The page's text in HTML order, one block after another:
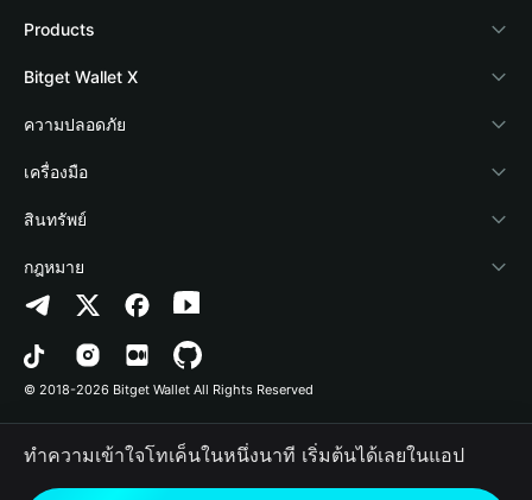
เกี่ยวกับ Bitget Wallet
Blog
Academy
ข่าวสารด้านคริปโต
ศูนย์ช่วยเหลือ
ติดต่อเรา
ทรัพยากรข้อมูลของแบรนด์
อาชีพ
Products
Crypto Card
Stablecoin Earn
Payfi Crypto
Crypto Swap API
Altcoin Season Index
Prediction Markets
DApp
RWA
Bitget Wallet X
นักพัฒนา
เชื่อมต่อ Wallet
Bitget Wallet Pay
ลิสต์โปรเจกต์
ความปลอดภัย
Protection Fund
เทคโนโลยีความปลอดภัย
เครื่องมือ
ซื้อคริปโต
การตรวจจับการอนุญาต
การตรวจจับสัญญา
การโอนเป็นชุด
สินทรัพย์
Arbitrum
Avalanche
Bitcoin
Polygon
กฎหมาย
นโยบายความเป็นส่วนตัว
ข้อตกลงในการใช้บริการ
© 2018-2026 Bitget Wallet All Rights Reserved
ทำความเข้าใจโทเค็นในหนึ่งนาที เริ่มต้นได้เลยในแอป